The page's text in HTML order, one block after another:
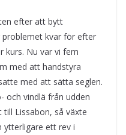
efter att bytt
problemet kvar för efter
kurs. Nu var vi fem
med att handstyra
med att sätta seglen.
och vindlä från udden
Lissabon, så växte
ytterligare ett rev i